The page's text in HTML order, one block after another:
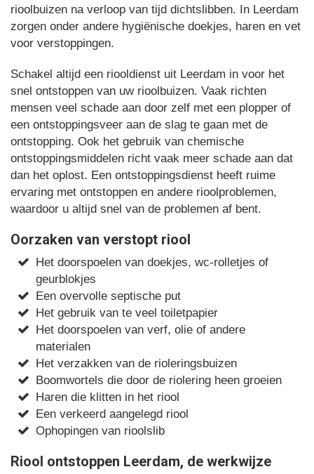
rioolbuizen na verloop van tijd dichtslibben. In Leerdam
zorgen onder andere hygiënische doekjes, haren en vet
voor verstoppingen.
Schakel altijd een riooldienst uit Leerdam in voor het
snel ontstoppen van uw rioolbuizen. Vaak richten
mensen veel schade aan door zelf met een plopper of
een ontstoppingsveer aan de slag te gaan met de
ontstopping. Ook het gebruik van chemische
ontstoppingsmiddelen richt vaak meer schade aan dat
dan het oplost. Een ontstoppingsdienst heeft ruime
ervaring met ontstoppen en andere rioolproblemen,
waardoor u altijd snel van de problemen af bent.
Oorzaken van verstopt riool
Het doorspoelen van doekjes, wc-rolletjes of
geurblokjes
Een overvolle septische put
Het gebruik van te veel toiletpapier
Het doorspoelen van verf, olie of andere
materialen
Het verzakken van de rioleringsbuizen
Boomwortels die door de riolering heen groeien
Haren die klitten in het riool
Een verkeerd aangelegd riool
Ophopingen van rioolslib
Riool ontstoppen Leerdam, de werkwijze